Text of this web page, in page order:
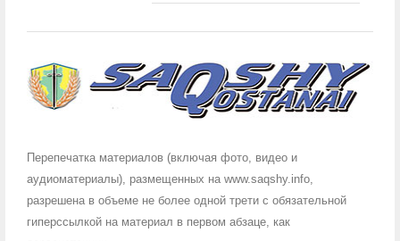
Перепечатка материалов (включая фото, видео и
аудиоматериалы), размещенных на www.saqshy.info,
разрешена в объеме не более одной трети с обязательной
гиперссылкой на материал в первом абзаце, как